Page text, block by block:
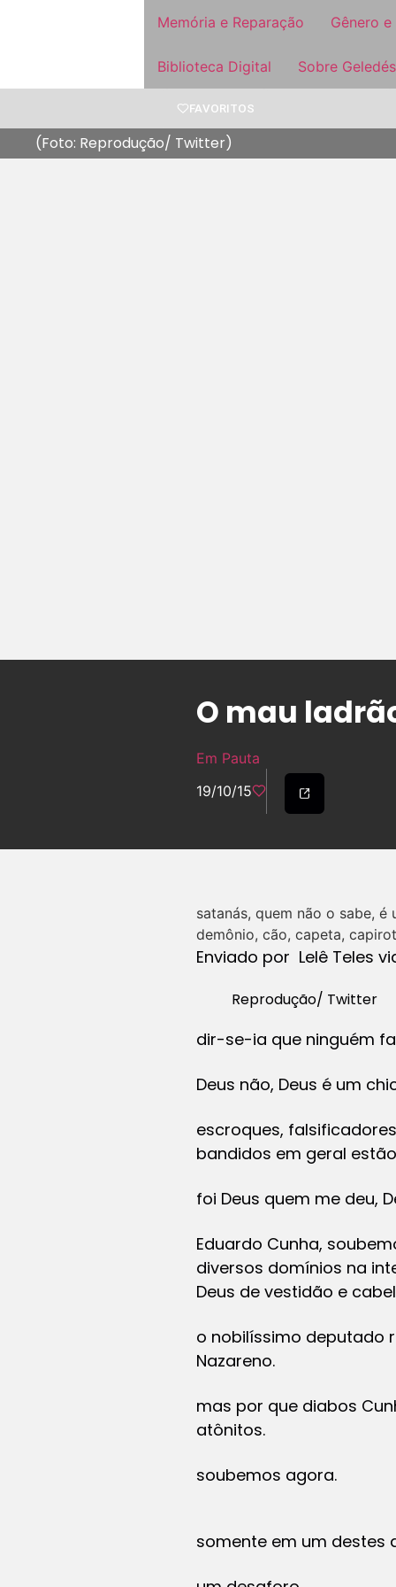
Memória e Reparação Gênero
Biblioteca Digital Sobre Geledés
FAVORITOS
(Foto: Reprodução/ Twitter)
O mau
Em Pauta
19/10/15
satanás, quem não o sabe,
demônio, cão, capeta,
Enviado por Lelê Teles
Reprodução/ Twitter
dir-se-ia que ninguém
Deus não, Deus é um
escroques,
bandidos em geral
foi Deus quem me deu,
Eduardo Cunha,
diversos domínios na
Deus de vestidão e
o nobilíssimo deputado
Nazareno.
mas por que diabos
atônitos.
soubemos agora.
somente em um destes